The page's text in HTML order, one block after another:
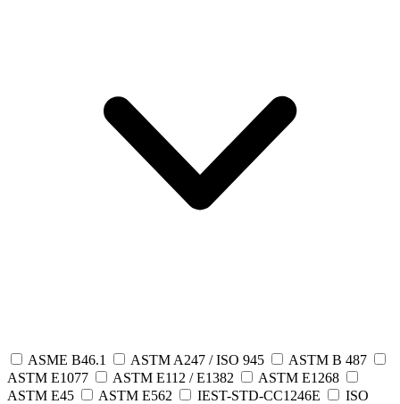
ASME B46.1 ASTM A247 / ISO 945
ASTM B 487
ASTM E1077
ASTM E112 / E1382
ASTM E1268
ASTM E45
ASTM E562 IEST-STD-CC1246E
ISO